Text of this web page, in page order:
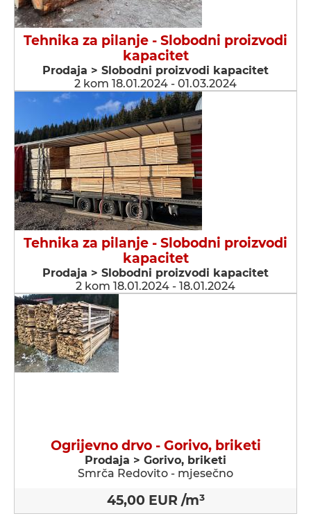
Tehnika za pilanje - Slobodni proizvodi
kapacitet
Prodaja > Slobodni proizvodi kapacitet
2 kom 18.01.2024 - 01.03.2024
Tehnika za pilanje - Slobodni proizvodi
kapacitet
Prodaja > Slobodni proizvodi kapacitet
2 kom 18.01.2024 - 18.01.2024
Ogrijevno drvo - Gorivo, briketi
Prodaja > Gorivo, briketi
Smrča Redovito - mjesečno
45,00 EUR /m³